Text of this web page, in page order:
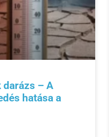
darázs – A
hatása a